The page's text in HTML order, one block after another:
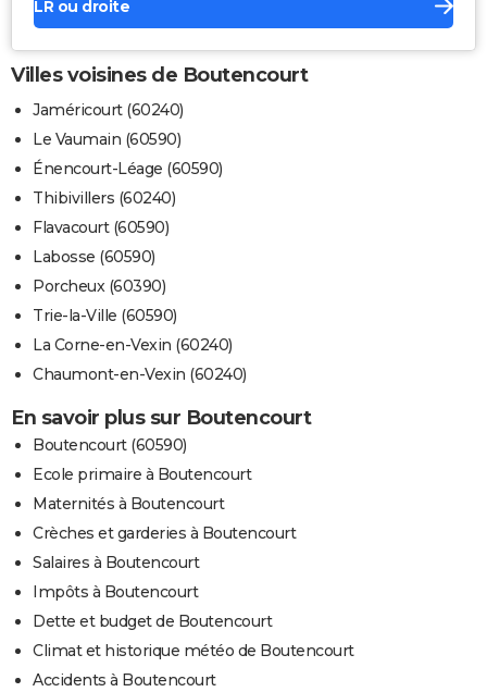
LR ou droite
Villes voisines de Boutencourt
Jaméricourt (60240)
Le Vaumain (60590)
Énencourt-Léage (60590)
Thibivillers (60240)
Flavacourt (60590)
Labosse (60590)
Porcheux (60390)
Trie-la-Ville (60590)
La Corne-en-Vexin (60240)
Chaumont-en-Vexin (60240)
En savoir plus sur Boutencourt
Boutencourt (60590)
Ecole primaire à Boutencourt
Maternités à Boutencourt
Crèches et garderies à Boutencourt
Salaires à Boutencourt
Impôts à Boutencourt
Dette et budget de Boutencourt
Climat et historique météo de Boutencourt
Accidents à Boutencourt